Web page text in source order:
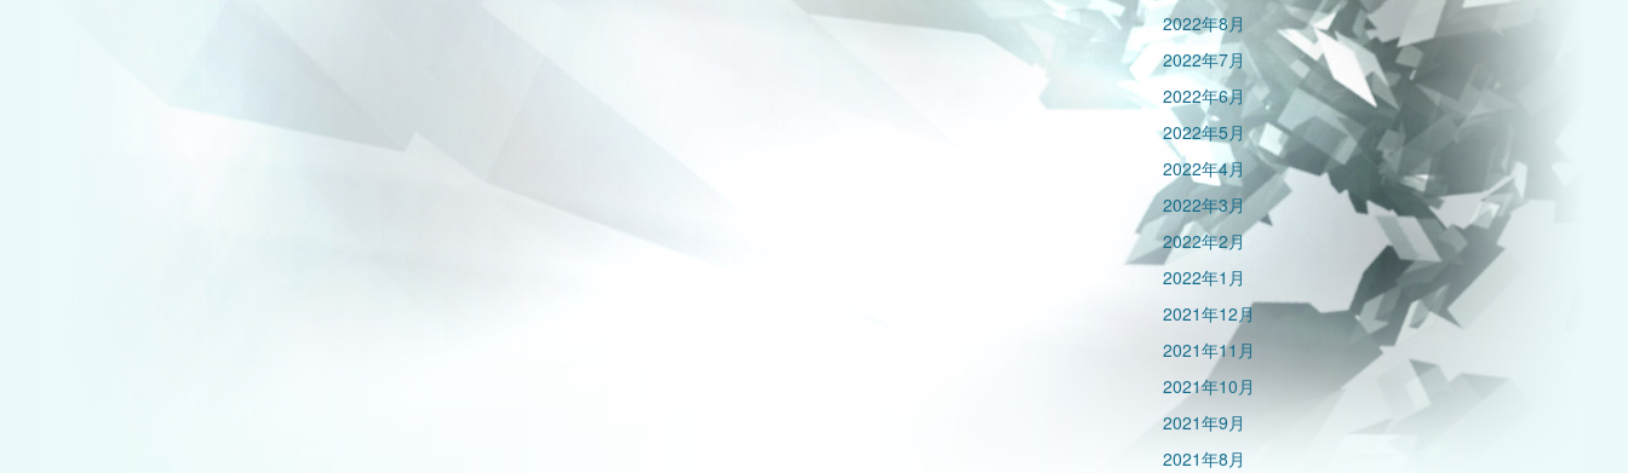
2022年8月
2022年7月
2022年6月
2022年5月
2022年4月
2022年3月
2022年2月
2022年1月
2021年12月
2021年11月
2021年10月
2021年9月
2021年8月